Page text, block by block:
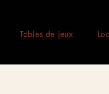
Tables de jeux